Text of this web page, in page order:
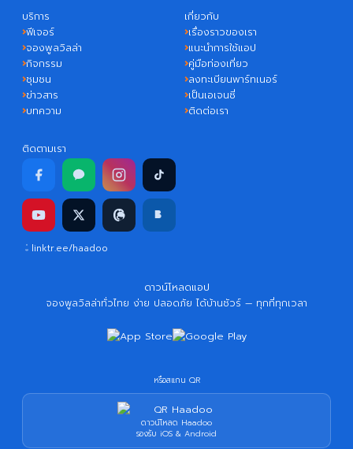
บริการ
ฟีเจอร์
จองพูลวิลล่า
กิจกรรม
ชุมชน
ข่าวสาร
บทความ
เกี่ยวกับ
เรื่องราวของเรา
แนะนำการใช้แอป
คู่มือท่องเที่ยว
ลงทะเบียนพาร์ทเนอร์
เป็นเอเจนซี่
ติดต่อเรา
ติดตามเรา
linktr.ee/haadoo
ดาวน์โหลดแอป
จองพูลวิลล่าทั่วไทย ง่าย ปลอดภัย ได้บ้านชัวร์ — ทุกที่ทุกเวลา
หรือสแกน QR
ดาวน์โหลด Haadoo
รองรับ iOS & Android